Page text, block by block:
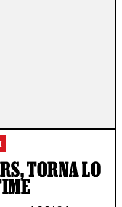
TORNA LO